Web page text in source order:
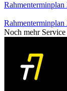
Rahmenterminplan
Rahmenterminplan
Noch mehr Service